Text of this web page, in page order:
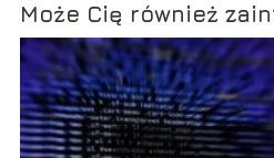
Może Cię również